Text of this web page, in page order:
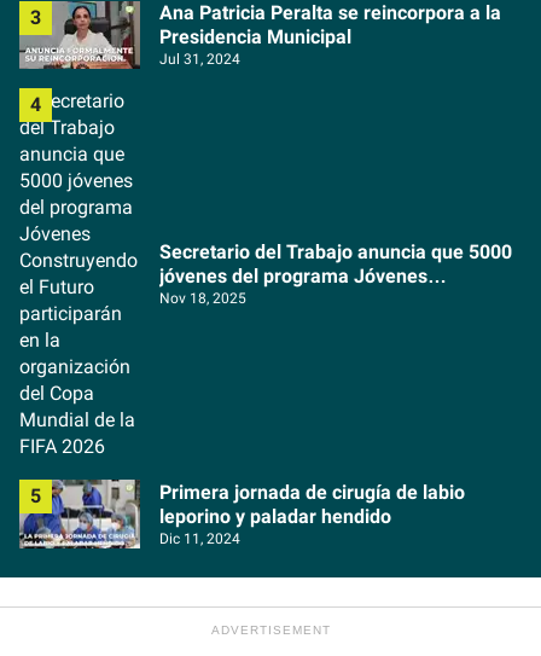
Ana Patricia Peralta se reincorpora a la
Presidencia Municipal
Jul 31, 2024
Secretario del Trabajo anuncia que 5000
jóvenes del programa Jóvenes
Construyendo el Futuro participarán en la
Nov 18, 2025
Primera jornada de cirugía de labio
leporino y paladar hendido
Dic 11, 2024